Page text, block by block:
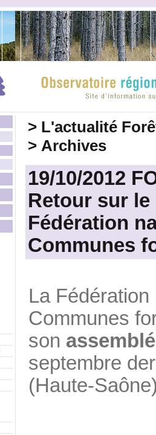
> L'actualité
> Archives
19/10/2012
Retour sur le
Fédération
Communes
La
Communes
son
septembre
(Haute-